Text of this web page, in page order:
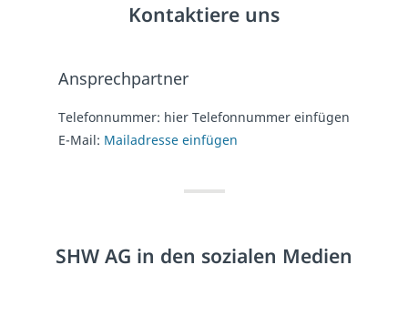
Kontaktiere uns
Ansprechpartner
Telefonnummer: hier Telefonnummer einfügen
E-Mail: Mailadresse einfügen
SHW AG in den sozialen Medien